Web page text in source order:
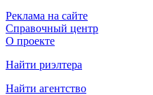
Реклама на сайте
Справочный центр
О проекте
Найти риэлтера
Найти агентство